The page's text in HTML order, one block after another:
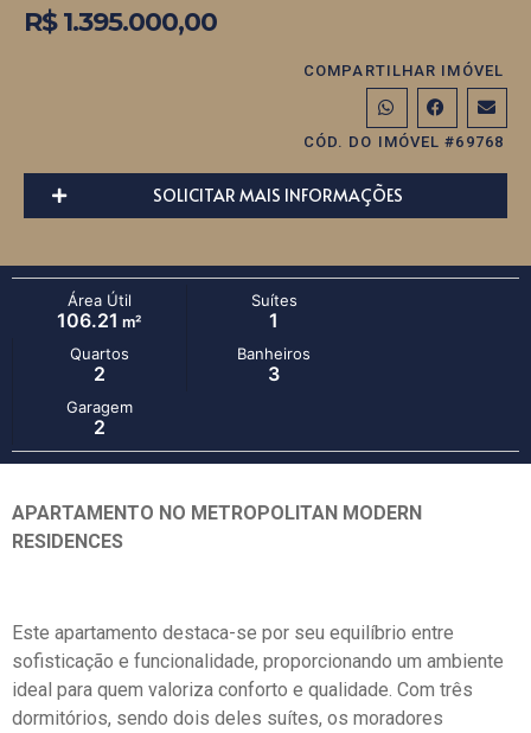
R$ 1.395.000,00
COMPARTILHAR IMÓVEL
CÓD. DO IMÓVEL #69768
SOLICITAR MAIS INFORMAÇÕES
Área Útil
106.21 m²
Suítes
1
Quartos
2
Banheiros
3
Garagem
2
APARTAMENTO NO METROPOLITAN MODERN
RESIDENCES
Este apartamento destaca-se por seu equilíbrio entre
sofisticação e funcionalidade, proporcionando um ambiente
ideal para quem valoriza conforto e qualidade. Com três
dormitórios, sendo dois deles suítes, os moradores